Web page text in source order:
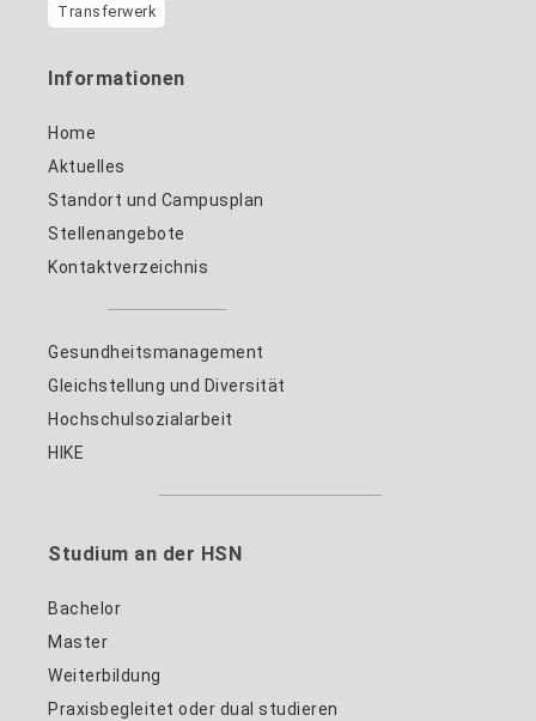
Transferwerk
Informationen
Home
Aktuelles
Standort und Campusplan
Stellenangebote
Kontaktverzeichnis
Gesundheitsmanagement
Gleichstellung und Diversität
Hochschulsozialarbeit
HIKE
Studium an der HSN
Bachelor
Master
Weiterbildung
Praxisbegleitet oder dual studieren